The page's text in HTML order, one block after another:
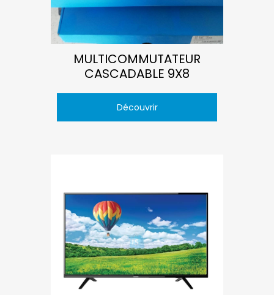
MULTICOMMUTATEUR
CASCADABLE 9X8
Découvrir